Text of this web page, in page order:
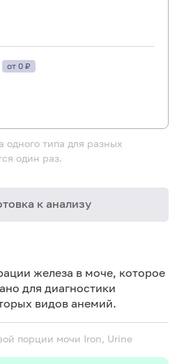
от 0 ₽
одного типа для разных
один раз.
к анализу
железа в моче, которое
для диагностики
видов анемий.
порции мочи Iron, Urine